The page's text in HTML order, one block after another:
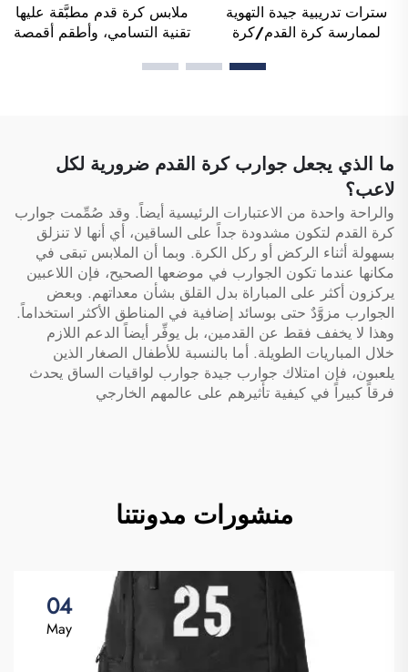
سترات تدريبية جيدة التهوية
لممارسة كرة القدم/كرة
سترات تحديد الفرق (Bibs)،
ملابس كرة قدم مطبَّقة عليها
تقنية التسامي، وأطقم أقمصة
أثناء التدريب، وملابس رياضية
ما الذي يجعل جوارب كرة القدم ضرورية لكل
لاعب؟
والراحة واحدة من الاعتبارات الرئيسية أيضاً. وقد صُمِّمت جوارب
كرة القدم لتكون مشدودة جداً على الساقين، أي أنها لا تنزلق
بسهولة أثناء الركض أو ركل الكرة. وبما أن الملابس تبقى في
مكانها عندما تكون الجوارب في موضعها الصحيح، فإن اللاعبين
يركزون أكثر على المباراة بدل القلق بشأن معداتهم. وبعض
الجوارب مزوَّدٌ حتى بوسائد إضافية في المناطق الأكثر استخداماً.
وهذا لا يخفف فقط عن القدمين، بل يوفِّر أيضاً الدعم اللازم
خلال المباريات الطويلة. أما بالنسبة للأطفال الصغار الذين
يلعبون، فإن امتلاك جوارب جيدة جوارب لواقيات الساق يحدث
فرقاً كبيراً في كيفية تأثيرهم على عالمهم الخارجي
منشورات مدونتنا
04
May